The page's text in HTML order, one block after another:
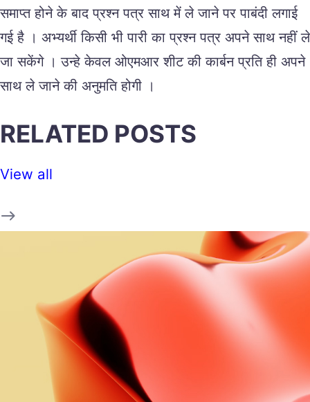
समाप्त होने के बाद प्रश्न पत्र साथ में ले जाने पर पाबंदी लगाई
गई है । अभ्यर्थी किसी भी पारी का प्रश्न पत्र अपने साथ नहीं ले
जा सकेंगे । उन्हे केवल ओएमआर शीट की कार्बन प्रति ही अपने
साथ ले जाने की अनुमति होगी ।
RELATED POSTS
View all